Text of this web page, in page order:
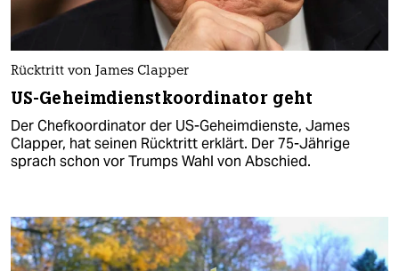
Rücktritt von James Clapper
US-Geheimdienstkoordinator geht
Der Chefkoordinator der US-Geheimdienste, James
Clapper, hat seinen Rücktritt erklärt. Der 75-Jährige
sprach schon vor Trumps Wahl von Abschied.